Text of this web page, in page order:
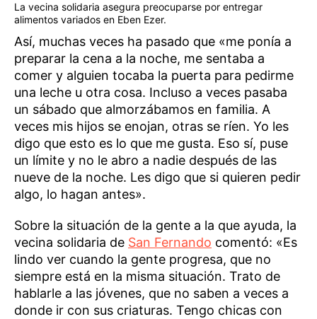
La vecina solidaria asegura preocuparse por entregar
alimentos variados en Eben Ezer.
Así, muchas veces ha pasado que «me ponía a
preparar la cena a la noche, me sentaba a
comer y alguien tocaba la puerta para pedirme
una leche u otra cosa. Incluso a veces pasaba
un sábado que almorzábamos en familia. A
veces mis hijos se enojan, otras se ríen. Yo les
digo que esto es lo que me gusta. Eso sí, puse
un límite y no le abro a nadie después de las
nueve de la noche. Les digo que si quieren pedir
algo, lo hagan antes».
Sobre la situación de la gente a la que ayuda, la
vecina solidaria de San Fernando comentó: «Es
lindo ver cuando la gente progresa, que no
siempre está en la misma situación. Trato de
hablarle a las jóvenes, que no saben a veces a
donde ir con sus criaturas. Tengo chicas con